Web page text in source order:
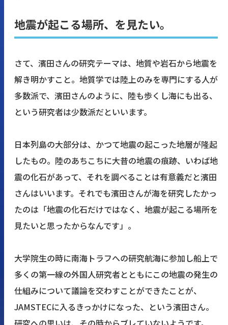
地震が起こる場所、を見たい。
さて、濱田さんの研究テーマは、地質や岩石から地震を
解き明かすこと。地質学では陸上のみを専門にする人が
多数派で、濱田さんのように、陸も歩くし海にも出る、
という研究者は少数派だといいます。
日本列島の大部分は、かつて地震の起こった地層が隆起
したもの。陸のあちこちに大昔の地震の痕跡、いわば地
震の化石があって、それを調べることは有意義だと濱田
さんはいいます。それでも濱田さんが海を研究したかっ
たのは「地震の化石だけではなく、地震が起こる場所を
見たいと思ったからなんです」。
大学院生の時に南海トラフへの研究航海に参加し船上で
多くの第一線の外国人研究者とともにこの地震の発生の
仕組みについて議論を交わすことができたことが、
JAMSTECに入るきっかけになった、という濱田さん。